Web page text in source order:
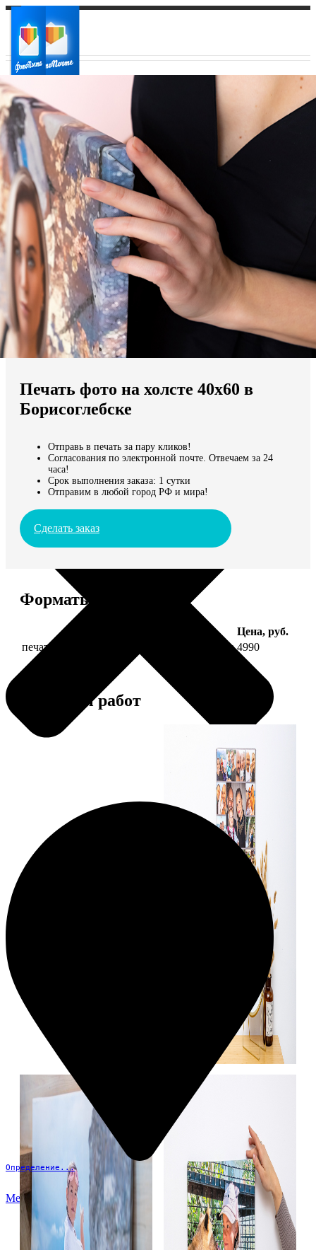
Ваш город:
Ваш регион доставки
Выберите из списка:
Мы доставляем по всему миру
Продолжить без города
Определение...
Меню
Печать фото на холсте 40х60 в
Борисоглебске
Отправь в печать за пару кликов!
Согласования по электронной почте. Отвечаем за 24
часа!
Срок выполнения заказа: 1 сутки
Отправим в любой город РФ и мира!
Сделать заказ
Форматы и цены
Цена, руб.
печать фото на холсте 40х60 на подрамнике 4990
Примеры работ